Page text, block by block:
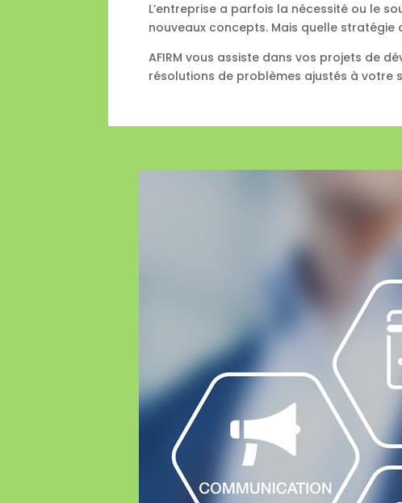
L’entreprise a parfois la nécessité ou le
nouveaux concepts. Mais quelle
AFIRM vous assiste dans vos projets de
résolutions de problèmes ajustés à votre